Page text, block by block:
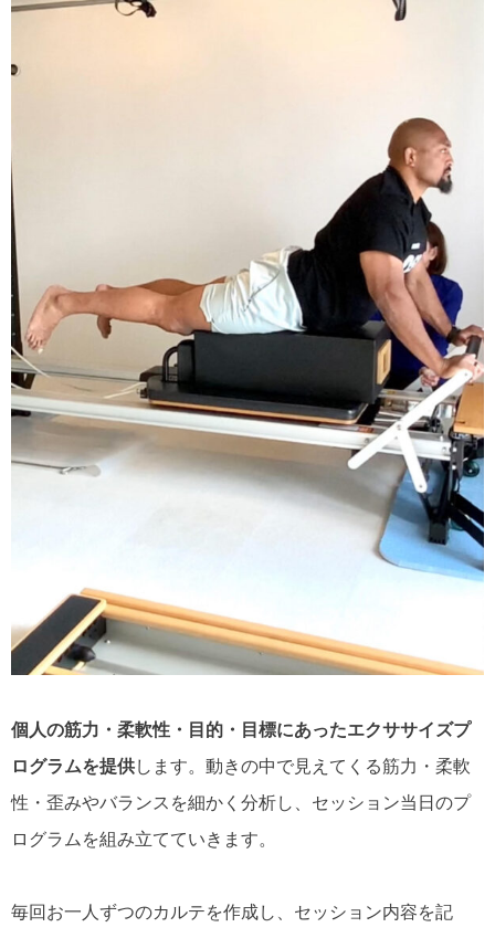
個人の筋力・柔軟性・目的・目標にあったエクササイズプ
ログラムを提供します。動きの中で見えてくる筋力・柔軟
性・歪みやバランスを細かく分析し、セッション当日のプ
ログラムを組み立てていきます。
毎回お一人ずつのカルテを作成し、セッション内容を記